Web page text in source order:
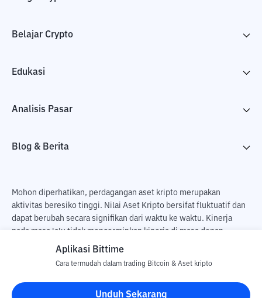
Belajar Crypto
Edukasi
Analisis Pasar
Blog & Berita
Mohon diperhatikan, perdagangan aset kripto merupakan
aktivitas beresiko tinggi. Nilai Aset Kripto bersifat fluktuatif dan
dapat berubah secara signifikan dari waktu ke waktu. Kinerja
pada masa lalu tidak mencerminkan kinerja di masa depan.
Terdapat risiko kehilangan sebagai dampak dari membeli dan
pengguna. PT Utama Aset Digital Indonesia (Bittime) tidak
bertanggung jawab atas perubahan fluktuasi dari nilai tukar Aset
Kripto.
Aplikasi Bittime
Cara termudah dalam trading Bitcoin & Aset kripto
Unduh Sekarang